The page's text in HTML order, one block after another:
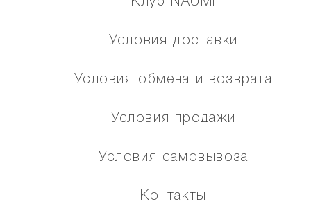
Условия доставки
Условия обмена и возврата
Условия продажи
Условия самовывоза
Контакты